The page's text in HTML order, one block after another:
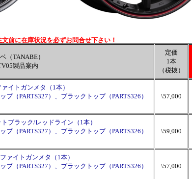
前に在庫状況を必ずお問合せ下さい！
（TANABE）
製品案内
定価
1本
（税抜）
イトガンメタ（1本）
（PARTS327）、ブラックトップ（PARTS326）
\57,000
ブラック/レッドライン（1本）
（PARTS327）、ブラックトップ（PARTS326）
\59,000
ァイトガンメタ（1本）
（PARTS327）、ブラックトップ（PARTS326）
\57,000